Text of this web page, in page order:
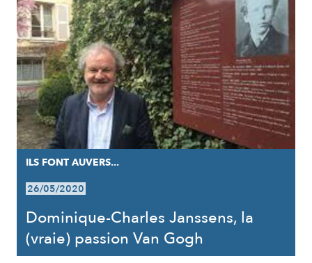
ILS FONT AUVERS...
26/05/2020
Dominique-Charles Janssens, la
(vraie) passion Van Gogh